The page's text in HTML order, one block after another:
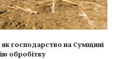
господарство на Сумщині
обробітку